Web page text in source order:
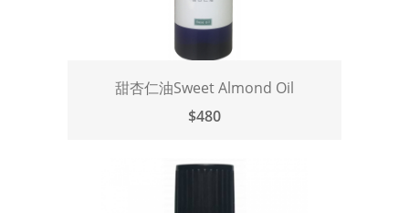
甜杏仁油Sweet Almond Oil
$480